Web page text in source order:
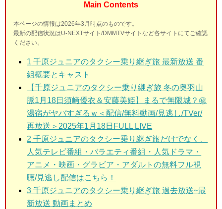
Main Contents
本ページの情報は2026年3月時点のものです。
最新の配信状況はU-NEXTサイト/DMMTVサイトなど各サイトにてご確認
ください。
1 千原ジュニアのタクシー乗り継ぎ旅 最新放送 番
組概要とキャスト
【千原ジュニアのタクシー乗り継ぎ旅 冬の奥羽山
脈1月18日須﨑優衣＆安藤美姫】まるで無限城？㊙
湯宿がヤバすぎるｗ＜配信/無料動画/見逃し/TVer/
再放送＞2025年1月18日FULL LIVE
2 千原ジュニアのタクシー乗り継ぎ旅だけでなく、
人気テレビ番組・バラエティ番組・人気ドラマ・
アニメ・映画・グラビア・アダルトの無料フル視
聴/見逃し配信はこちら！
3 千原ジュニアのタクシー乗り継ぎ旅 過去放送~最
新放送 動画まとめ